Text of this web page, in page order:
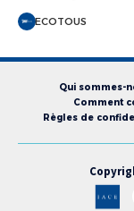
ECOTOUS
Qui sommes-
Comment
Règles de